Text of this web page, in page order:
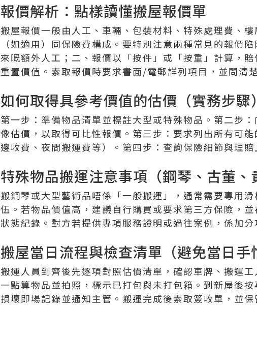
報價解析：點樣讀懂搬屋報價單
搬屋報價一般由人工、車輛、包裝材料、特殊處理費、
（如適用）同保險費構成。要特別注意兩種常見的報價
來嘅額外人工；二、報價以「按件」或「按重」計算，
重置價值。索取報價時要求書面/電郵詳列項目，並問清
如何取得具參考價值的估價（實務步驟）
第一步：準備物品清單並標註大型或特殊物品。第二步
像估價，以取得可比性報價。第三步：要求列出所有可
邊收費、夜間搬運費等）。第四步：查詢保險細節與理賠
特殊物品搬運注意事項（鋼琴、古董、
搬鋼琴或大型藝術品唔係「一般搬運」，通常需要專用
伍。若物品價值高，建議自行購買或要求第三方保險，
狀態紀錄。對方若提供專項服務證明或過往案例，係加分
搬屋當日流程與檢查清單（避免當日手
搬運人員到齊後先逐項對照估價清單，確認車牌、搬運
一點算物品並拍照，標示已打包與未打包箱。到新屋後
損壞即場記錄並通知主管。搬運完成後索取簽收單，並